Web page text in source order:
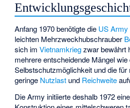
Anfang 1970 benötigte die US Army
leichten Mehrzweckhubschrauber
sich imVietnamkriegzwar bewährt
mehrere entscheidende Mängel
Selbstschutzmöglichkeit und die
geringe Nutzlast und Reichweite
Die Army initiierte deshalb 1972